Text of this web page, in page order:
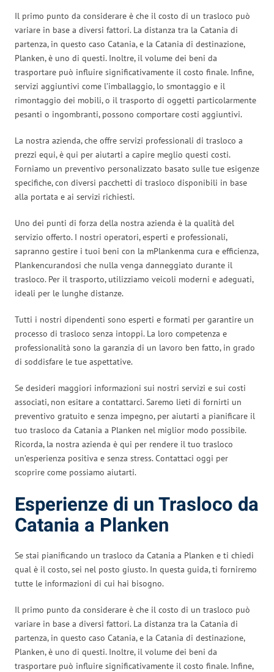
Il primo punto da considerare è che il costo di un trasloco può
variare in base a diversi fattori. La distanza tra la Catania di
partenza, in questo caso Catania, e la Catania di destinazione,
Planken, è uno di questi. Inoltre, il volume dei beni da
trasportare può influire significativamente il costo finale. Infine,
servizi aggiuntivi come l’imballaggio, lo smontaggio e il
rimontaggio dei mobili, o il trasporto di oggetti particolarmente
pesanti o ingombranti, possono comportare costi aggiuntivi.
La nostra azienda, che offre servizi professionali di trasloco a
prezzi equi, è qui per aiutarti a capire meglio questi costi.
Forniamo un preventivo personalizzato basato sulle tue esigenze
specifiche, con diversi pacchetti di trasloco disponibili in base
alla portata e ai servizi richiesti.
Uno dei punti di forza della nostra azienda è la qualità del
servizio offerto. I nostri operatori, esperti e professionali,
sapranno gestire i tuoi beni con la mPlankenma cura e efficienza,
Plankencurandosi che nulla venga danneggiato durante il
trasloco. Per il trasporto, utilizziamo veicoli moderni e adeguati,
ideali per le lunghe distanze.
Tutti i nostri dipendenti sono esperti e formati per garantire un
processo di trasloco senza intoppi. La loro competenza e
professionalità sono la garanzia di un lavoro ben fatto, in grado
di soddisfare le tue aspettative.
Se desideri maggiori informazioni sui nostri servizi e sui costi
associati, non esitare a contattarci. Saremo lieti di fornirti un
preventivo gratuito e senza impegno, per aiutarti a pianificare il
tuo trasloco da Catania a Planken nel miglior modo possibile.
Ricorda, la nostra azienda è qui per rendere il tuo trasloco
un’esperienza positiva e senza stress. Contattaci oggi per
scoprire come possiamo aiutarti.
Esperienze di un Trasloco da
Catania a Planken
Se stai pianificando un trasloco da Catania a Planken e ti chiedi
qual è il costo, sei nel posto giusto. In questa guida, ti forniremo
tutte le informazioni di cui hai bisogno.
Il primo punto da considerare è che il costo di un trasloco può
variare in base a diversi fattori. La distanza tra la Catania di
partenza, in questo caso Catania, e la Catania di destinazione,
Planken, è uno di questi. Inoltre, il volume dei beni da
trasportare può influire significativamente il costo finale. Infine,